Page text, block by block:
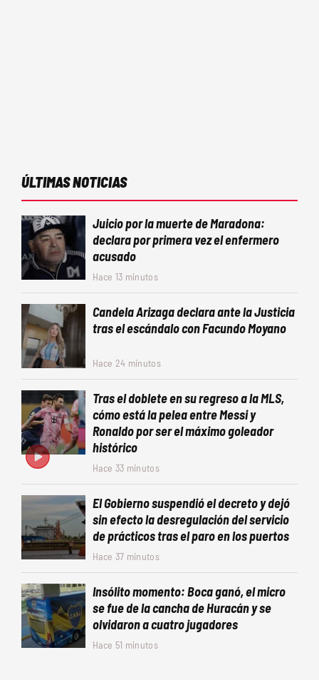
ÚLTIMAS NOTICIAS
Juicio por la muerte de Maradona:
declara por primera vez el enfermero
acusado
Hace 13 minutos
Candela Arizaga declara ante la Justicia
tras el escándalo con Facundo Moyano
Hace 24 minutos
Tras el doblete en su regreso a la MLS,
cómo está la pelea entre Messi y
Ronaldo por ser el máximo goleador
histórico
Hace 33 minutos
El Gobierno suspendió el decreto y dejó
sin efecto la desregulación del servicio
de prácticos tras el paro en los puertos
Hace 37 minutos
Insólito momento: Boca ganó, el micro
se fue de la cancha de Huracán y se
olvidaron a cuatro jugadores
Hace 51 minutos